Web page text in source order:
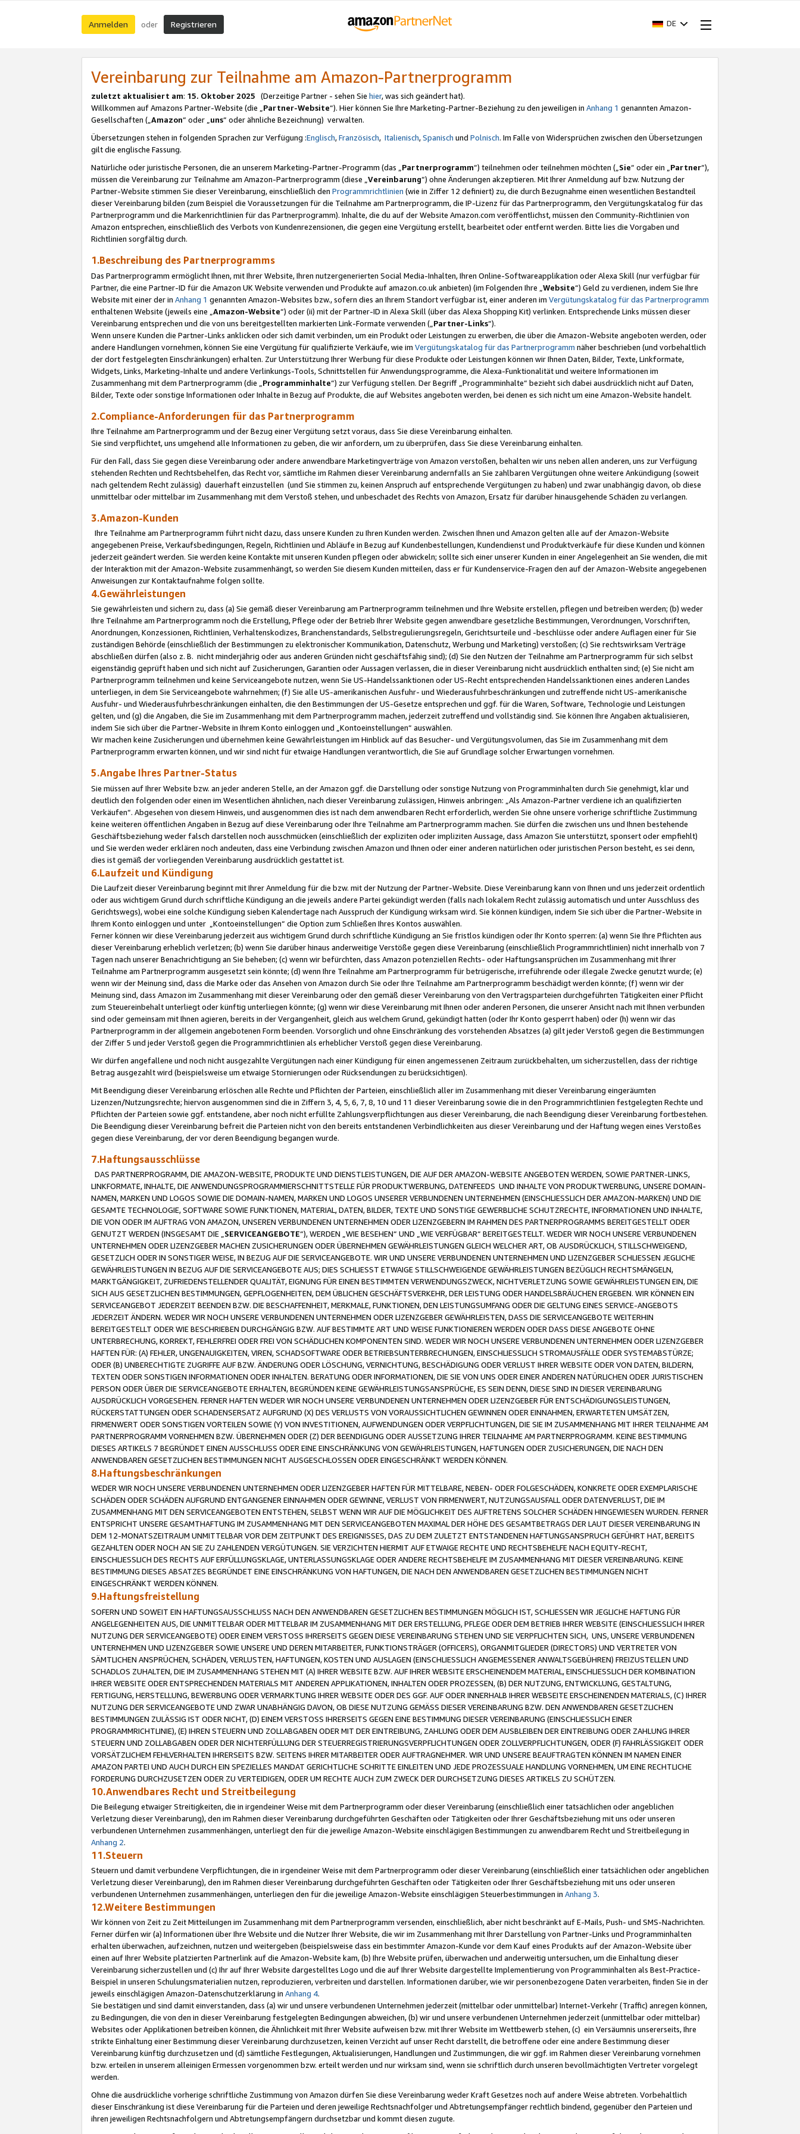
Anmelden oder Registrieren DE
Vereinbarung zur Teilnahme am Amazon-Partnerprogramm
zuletzt aktualisiert am: 15. Oktober 2025 (Derzeitige Partner - sehen Sie hier, was sich geändert hat).
Willkommen auf Amazons Partner-Website (die „Partner-Website“). Hier können Sie Ihre Marketing-Partner-Beziehung zu den jeweiligen in Anhang 1 genannten Amazon-
Gesellschaften („Amazon“ oder „uns“ oder ähnliche Bezeichnung) verwalten.
Übersetzungen stehen in folgenden Sprachen zur Verfügung :Englisch,Französisch, Italienisch,Spanisch und Polnisch. Im Falle von Widersprüchen zwischen den Übersetzungen
gilt die englische Fassung.
Natürliche oder juristische Personen, die an unserem Marketing-Partner-Programm (das „Partnerprogramm“) teilnehmen oder teilnehmen möchten („Sie“ oder ein „Partner“),
müssen die Vereinbarung zur Teilnahme am Amazon-Partnerprogramm (diese „Vereinbarung“) ohne Änderungen akzeptieren. Mit Ihrer Anmeldung auf bzw. Nutzung der
Partner-Website stimmen Sie dieser Vereinbarung, einschließlich den Programmrichtlinien (wie in Ziffer 12 definiert) zu, die durch Bezugnahme einen wesentlichen Bestandteil
dieser Vereinbarung bilden (zum Beispiel die Voraussetzungen für die Teilnahme am Partnerprogramm, die IP-Lizenz für das Partnerprogramm, den Vergütungskatalog für das
Partnerprogramm und die Markenrichtlinien für das Partnerprogramm). Inhalte, die du auf der Website Amazon.com veröffentlichst, müssen den Community-Richtlinien von
Amazon entsprechen, einschließlich des Verbots von Kundenrezensionen, die gegen eine Vergütung erstellt, bearbeitet oder entfernt werden. Bitte lies die Vorgaben und
Richtlinien sorgfältig durch.
1.Beschreibung des Partnerprogramms
Das Partnerprogramm ermöglicht Ihnen, mit Ihrer Website, Ihren nutzergenerierten Social Media-Inhalten, Ihren Online-Softwareapplikation oder Alexa Skill (nur verfügbar für
Partner, die eine Partner-ID für die Amazon UK Website verwenden und Produkte auf amazon.co.uk anbieten) (im Folgenden Ihre „ Website“) Geld zu verdienen, indem Sie Ihre
Website mit einer der in Anhang 1 genannten Amazon-Websites bzw., sofern dies an Ihrem Standort verfügbar ist, einer anderen im Vergütungskatalog für das Partnerprogramm
enthaltenen Website (jeweils eine „ Amazon-Website“) oder (ii) mit der Partner-ID in Alexa Skill (über das Alexa Shopping Kit) verlinken. Entsprechende Links müssen dieser
Vereinbarung entsprechen und die von uns bereitgestellten markierten Link-Formate verwenden („ Partner-Links“).
Wenn unsere Kunden die Partner-Links anklicken oder sich damit verbinden, um ein Produkt oder Leistungen zu erwerben, die über die Amazon-Website angeboten werden, oder
andere Handlungen vornehmen, können Sie eine Vergütung für qualifizierte Verkäufe, wie im Vergütungskatalog für das Partnerprogramm näher beschrieben (und vorbehaltlich
der dort festgelegten Einschränkungen) erhalten. Zur Unterstützung Ihrer Werbung für diese Produkte oder Leistungen können wir Ihnen Daten, Bilder, Texte, Linkformate,
Widgets, Links, Marketing-Inhalte und andere Verlinkungs-Tools, Schnittstellen für Anwendungsprogramme, die Alexa-Funktionalität und weitere Informationen im
Zusammenhang mit dem Partnerprogramm (die „ Programminhalte“) zur Verfügung stellen. Der Begriff „Programminhalte“ bezieht sich dabei ausdrücklich nicht auf Daten,
Bilder, Texte oder sonstige Informationen oder Inhalte in Bezug auf Produkte, die auf Websites angeboten werden, bei denen es sich nicht um eine Amazon-Website handelt.
2.Compliance-Anforderungen für das Partnerprogramm
Ihre Teilnahme am Partnerprogramm und der Bezug einer Vergütung setzt voraus, dass Sie diese Vereinbarung einhalten.
Sie sind verpflichtet, uns umgehend alle Informationen zu geben, die wir anfordern, um zu überprüfen, dass Sie diese Vereinbarung einhalten.
Für den Fall, dass Sie gegen diese Vereinbarung oder andere anwendbare Marketingverträge von Amazon verstoßen, behalten wir uns neben allen anderen, uns zur Verfügung
stehenden Rechten und Rechtsbehelfen, das Recht vor, sämtliche im Rahmen dieser Vereinbarung andernfalls an Sie zahlbaren Vergütungen ohne weitere Ankündigung (soweit
nach geltendem Recht zulässig) dauerhaft einzustellen (und Sie stimmen zu, keinen Anspruch auf entsprechende Vergütungen zu haben) und zwar unabhängig davon, ob diese
unmittelbar oder mittelbar im Zusammenhang mit dem Verstoß stehen, und unbeschadet des Rechts von Amazon, Ersatz für darüber hinausgehende Schäden zu verlangen.
3.Amazon-Kunden
Ihre Teilnahme am Partnerprogramm führt nicht dazu, dass unsere Kunden zu Ihren Kunden werden. Zwischen Ihnen und Amazon gelten alle auf der Amazon-Website
angegebenen Preise, Verkaufsbedingungen, Regeln, Richtlinien und Abläufe in Bezug auf Kundenbestellungen, Kundendienst und Produktverkäufe für diese Kunden und können
jederzeit geändert werden. Sie werden keine Kontakte mit unseren Kunden pflegen oder abwickeln; sollte sich einer unserer Kunden in einer Angelegenheit an Sie wenden, die mit
der Interaktion mit der Amazon-Website zusammenhängt, so werden Sie diesem Kunden mitteilen, dass er für Kundenservice-Fragen den auf der Amazon-Website angegebenen
Anweisungen zur Kontaktaufnahme folgen sollte.
4.Gewährleistungen
Sie gewährleisten und sichern zu, dass (a) Sie gemäß dieser Vereinbarung am Partnerprogramm teilnehmen und Ihre Website erstellen, pflegen und betreiben werden; (b) weder
Ihre Teilnahme am Partnerprogramm noch die Erstellung, Pflege oder der Betrieb Ihrer Website gegen anwendbare gesetzliche Bestimmungen, Verordnungen, Vorschriften,
Anordnungen, Konzessionen, Richtlinien, Verhaltenskodizes, Branchenstandards, Selbstregulierungsregeln, Gerichtsurteile und -beschlüsse oder andere Auflagen einer für Sie
zuständigen Behörde (einschließlich der Bestimmungen zu elektronischer Kommunikation, Datenschutz, Werbung und Marketing) verstoßen; (c) Sie rechtswirksam Verträge
abschließen dürfen (also z. B. nicht minderjährig oder aus anderen Gründen nicht geschäftsfähig sind); (d) Sie den Nutzen der Teilnahme am Partnerprogramm für sich selbst
eigenständig geprüft haben und sich nicht auf Zusicherungen, Garantien oder Aussagen verlassen, die in dieser Vereinbarung nicht ausdrücklich enthalten sind; (e) Sie nicht am
Partnerprogramm teilnehmen und keine Serviceangebote nutzen, wenn Sie US-Handelssanktionen oder US-Recht entsprechenden Handelssanktionen eines anderen Landes
unterliegen, in dem Sie Serviceangebote wahrnehmen; (f) Sie alle US-amerikanischen Ausfuhr- und Wiederausfuhrbeschränkungen und zutreffende nicht US-amerikanische
Ausfuhr- und Wiederausfuhrbeschränkungen einhalten, die den Bestimmungen der US-Gesetze entsprechen und ggf. für die Waren, Software, Technologie und Leistungen
gelten, und (g) die Angaben, die Sie im Zusammenhang mit dem Partnerprogramm machen, jederzeit zutreffend und vollständig sind. Sie können Ihre Angaben aktualisieren,
indem Sie sich über die Partner-Website in Ihrem Konto einloggen und „Kontoeinstellungen“ auswählen.
Wir machen keine Zusicherungen und übernehmen keine Gewährleistungen im Hinblick auf das Besucher- und Vergütungsvolumen, das Sie im Zusammenhang mit dem
Partnerprogramm erwarten können, und wir sind nicht für etwaige Handlungen verantwortlich, die Sie auf Grundlage solcher Erwartungen vornehmen.
5.Angabe Ihres Partner-Status
Sie müssen auf Ihrer Website bzw. an jeder anderen Stelle, an der Amazon ggf. die Darstellung oder sonstige Nutzung von Programminhalten durch Sie genehmigt, klar und
deutlich den folgenden oder einen im Wesentlichen ähnlichen, nach dieser Vereinbarung zulässigen, Hinweis anbringen: „Als Amazon-Partner verdiene ich an qualifizierten
Verkäufen“. Abgesehen von diesem Hinweis, und ausgenommen dies ist nach dem anwendbaren Recht erforderlich, werden Sie ohne unsere vorherige schriftliche Zustimmung
keine weiteren öffentlichen Angaben in Bezug auf diese Vereinbarung oder Ihre Teilnahme am Partnerprogramm machen. Sie dürfen die zwischen uns und Ihnen bestehende
Geschäftsbeziehung weder falsch darstellen noch ausschmücken (einschließlich der expliziten oder impliziten Aussage, dass Amazon Sie unterstützt, sponsert oder empfiehlt)
und Sie werden weder erklären noch andeuten, dass eine Verbindung zwischen Amazon und Ihnen oder einer anderen natürlichen oder juristischen Person besteht, es sei denn,
dies ist gemäß der vorliegenden Vereinbarung ausdrücklich gestattet ist.
6.Laufzeit und Kündigung
Die Laufzeit dieser Vereinbarung beginnt mit Ihrer Anmeldung für die bzw. mit der Nutzung der Partner-Website. Diese Vereinbarung kann von Ihnen und uns jederzeit ordentlich
oder aus wichtigem Grund durch schriftliche Kündigung an die jeweils andere Partei gekündigt werden (falls nach lokalem Recht zulässig automatisch und unter Ausschluss des
Gerichtswegs), wobei eine solche Kündigung sieben Kalendertage nach Ausspruch der Kündigung wirksam wird. Sie können kündigen, indem Sie sich über die Partner-Website in
Ihrem Konto einloggen und unter „Kontoeinstellungen“ die Option zum Schließen Ihres Kontos auswählen.
Ferner können wir diese Vereinbarung jederzeit aus wichtigem Grund durch schriftliche Kündigung an Sie fristlos kündigen oder Ihr Konto sperren: (a) wenn Sie Ihre Pflichten aus
dieser Vereinbarung erheblich verletzen; (b) wenn Sie darüber hinaus anderweitige Verstöße gegen diese Vereinbarung (einschließlich Programmrichtlinien) nicht innerhalb von 7
Tagen nach unserer Benachrichtigung an Sie beheben; (c) wenn wir befürchten, dass Amazon potenziellen Rechts- oder Haftungsansprüchen im Zusammenhang mit Ihrer
Teilnahme am Partnerprogramm ausgesetzt sein könnte; (d) wenn Ihre Teilnahme am Partnerprogramm für betrügerische, irreführende oder illegale Zwecke genutzt wurde; (e)
wenn wir der Meinung sind, dass die Marke oder das Ansehen von Amazon durch Sie oder Ihre Teilnahme am Partnerprogramm beschädigt werden könnte; (f) wenn wir der
Meinung sind, dass Amazon im Zusammenhang mit dieser Vereinbarung oder den gemäß dieser Vereinbarung von den Vertragsparteien durchgeführten Tätigkeiten einer Pflicht
zum Steuereinbehalt unterliegt oder künftig unterliegen könnte; (g) wenn wir diese Vereinbarung mit Ihnen oder anderen Personen, die unserer Ansicht nach mit Ihnen verbunden
sind oder gemeinsam mit Ihnen agieren, bereits in der Vergangenheit, gleich aus welchem Grund, gekündigt hatten (oder Ihr Konto gesperrt haben) oder (h) wenn wir das
Partnerprogramm in der allgemein angebotenen Form beenden. Vorsorglich und ohne Einschränkung des vorstehenden Absatzes (a) gilt jeder Verstoß gegen die Bestimmungen
der Ziffer 5 und jeder Verstoß gegen die Programmrichtlinien als erheblicher Verstoß gegen diese Vereinbarung.
Wir dürfen angefallene und noch nicht ausgezahlte Vergütungen nach einer Kündigung für einen angemessenen Zeitraum zurückbehalten, um sicherzustellen, dass der richtige
Betrag ausgezahlt wird (beispielsweise um etwaige Stornierungen oder Rücksendungen zu berücksichtigen).
Mit Beendigung dieser Vereinbarung erlöschen alle Rechte und Pflichten der Parteien, einschließlich aller im Zusammenhang mit dieser Vereinbarung eingeräumten
Lizenzen/Nutzungsrechte; hiervon ausgenommen sind die in Ziffern 3, 4, 5, 6, 7, 8, 10 und 11 dieser Vereinbarung sowie die in den Programmrichtlinien festgelegten Rechte und
Pflichten der Parteien sowie ggf. entstandene, aber noch nicht erfüllte Zahlungsverpflichtungen aus dieser Vereinbarung, die nach Beendigung dieser Vereinbarung fortbestehen.
Die Beendigung dieser Vereinbarung befreit die Parteien nicht von den bereits entstandenen Verbindlichkeiten aus dieser Vereinbarung und der Haftung wegen eines Verstoßes
gegen diese Vereinbarung, der vor deren Beendigung begangen wurde.
7.Haftungsausschlüsse
DAS PARTNERPROGRAMM, DIE AMAZON-WEBSITE, PRODUKTE UND DIENSTLEISTUNGEN, DIE AUF DER AMAZON-WEBSITE ANGEBOTEN WERDEN, SOWIE PARTNER-LINKS,
LINKFORMATE, INHALTE, DIE ANWENDUNGSPROGRAMMIERSCHNITTSTELLE FÜR PRODUKTWERBUNG, DATENFEEDS UND INHALTE VON PRODUKTWERBUNG, UNSERE DOMAIN-
NAMEN, MARKEN UND LOGOS SOWIE DIE DOMAIN-NAMEN, MARKEN UND LOGOS UNSERER VERBUNDENEN UNTERNEHMEN (EINSCHLIESSLICH DER AMAZON-MARKEN) UND DIE
GESAMTE TECHNOLOGIE, SOFTWARE SOWIE FUNKTIONEN, MATERIAL, DATEN, BILDER, TEXTE UND SONSTIGE GEWERBLICHE SCHUTZRECHTE, INFORMATIONEN UND INHALTE,
DIE VON ODER IM AUFTRAG VON AMAZON, UNSEREN VERBUNDENEN UNTERNEHMEN ODER LIZENZGEBERN IM RAHMEN DES PARTNERPROGRAMMS BEREITGESTELLT ODER
GENUTZT WERDEN (INSGESAMT DIE „ SERVICEANGEBOTE“), WERDEN „WIE BESEHEN“ UND „WIE VERFÜGBAR“ BEREITGESTELLT. WEDER WIR NOCH UNSERE VERBUNDENEN
UNTERNEHMEN ODER LIZENZGEBER MACHEN ZUSICHERUNGEN ODER ÜBERNEHMEN GEWÄHRLEISTUNGEN GLEICH WELCHER ART, OB AUSDRÜCKLICH, STILLSCHWEIGEND,
GESETZLICH ODER IN SONSTIGER WEISE, IN BEZUG AUF DIE SERVICEANGEBOTE. WIR UND UNSERE VERBUNDENEN UNTERNEHMEN UND LIZENZGEBER SCHLIESSEN JEGLICHE
GEWÄHRLEISTUNGEN IN BEZUG AUF DIE SERVICEANGEBOTE AUS; DIES SCHLIESST ETWAIGE STILLSCHWEIGENDE GEWÄHRLEISTUNGEN BEZÜGLICH RECHTSMÄNGELN,
MARKTGÄNGIGKEIT, ZUFRIEDENSTELLENDER QUALITÄT, EIGNUNG FÜR EINEN BESTIMMTEN VERWENDUNGSZWECK, NICHTVERLETZUNG SOWIE GEWÄHRLEISTUNGEN EIN, DIE
SICH AUS GESETZLICHEN BESTIMMUNGEN, GEPFLOGENHEITEN, DEM ÜBLICHEN GESCHÄFTSVERKEHR, DER LEISTUNG ODER HANDELSBRÄUCHEN ERGEBEN. WIR KÖNNEN EIN
SERVICEANGEBOT JEDERZEIT BEENDEN BZW. DIE BESCHAFFENHEIT, MERKMALE, FUNKTIONEN, DEN LEISTUNGSUMFANG ODER DIE GELTUNG EINES SERVICE-ANGEBOTS
JEDERZEIT ÄNDERN. WEDER WIR NOCH UNSERE VERBUNDENEN UNTERNEHMEN ODER LIZENZGEBER GEWÄHRLEISTEN, DASS DIE SERVICEANGEBOTE WEITERHIN
BEREITGESTELLT ODER WIE BESCHRIEBEN DURCHGÄNGIG BZW. AUF BESTIMMTE ART UND WEISE FUNKTIONIEREN WERDEN ODER DASS DIESE ANGEBOTE OHNE
UNTERBRECHUNG, KORREKT, FEHLERFREI ODER FREI VON SCHÄDLICHEN KOMPONENTEN SIND. WEDER WIR NOCH UNSERE VERBUNDENEN UNTERNEHMEN ODER LIZENZGEBER
HAFTEN FÜR: (A) FEHLER, UNGENAUIGKEITEN, VIREN, SCHADSOFTWARE ODER BETRIEBSUNTERBRECHUNGEN, EINSCHLIESSLICH STROMAUSFÄLLE ODER SYSTEMABSTÜRZE;
ODER (B) UNBERECHTIGTE ZUGRIFFE AUF BZW. ÄNDERUNG ODER LÖSCHUNG, VERNICHTUNG, BESCHÄDIGUNG ODER VERLUST IHRER WEBSITE ODER VON DATEN, BILDERN,
TEXTEN ODER SONSTIGEN INFORMATIONEN ODER INHALTEN. BERATUNG ODER INFORMATIONEN, DIE SIE VON UNS ODER EINER ANDEREN NATÜRLICHEN ODER JURISTISCHEN
PERSON ODER ÜBER DIE SERVICEANGEBOTE ERHALTEN, BEGRÜNDEN KEINE GEWÄHRLEISTUNGSANSPRÜCHE, ES SEIN DENN, DIESE SIND IN DIESER VEREINBARUNG
AUSDRÜCKLICH VORGESEHEN. FERNER HAFTEN WEDER WIR NOCH UNSERE VERBUNDENEN UNTERNEHMEN ODER LIZENZGEBER FÜR ENTSCHÄDIGUNGSLEISTUNGEN,
RÜCKERSTATTUNGEN ODER SCHADENSERSATZ AUFGRUND (X) DES VERLUSTS VON VORAUSSICHTLICHEN GEWINNEN ODER EINNAHMEN, ERWARTETEN UMSÄTZEN,
FIRMENWERT ODER SONSTIGEN VORTEILEN SOWIE (Y) VON INVESTITIONEN, AUFWENDUNGEN ODER VERPFLICHTUNGEN, DIE SIE IM ZUSAMMENHANG MIT IHRER TEILNAHME AM
PARTNERPROGRAMM VORNEHMEN BZW. ÜBERNEHMEN ODER (Z) DER BEENDIGUNG ODER AUSSETZUNG IHRER TEILNAHME AM PARTNERPROGRAMM. KEINE BESTIMMUNG
DIESES ARTIKELS 7 BEGRÜNDET EINEN AUSSCHLUSS ODER EINE EINSCHRÄNKUNG VON GEWÄHRLEISTUNGEN, HAFTUNGEN ODER ZUSICHERUNGEN, DIE NACH DEN
ANWENDBAREN GESETZLICHEN BESTIMMUNGEN NICHT AUSGESCHLOSSEN ODER EINGESCHRÄNKT WERDEN KÖNNEN.
8.Haftungsbeschränkungen
WEDER WIR NOCH UNSERE VERBUNDENEN UNTERNEHMEN ODER LIZENZGEBER HAFTEN FÜR MITTELBARE, NEBEN- ODER FOLGESCHÄDEN, KONKRETE ODER EXEMPLARISCHE
SCHÄDEN ODER SCHÄDEN AUFGRUND ENTGANGENER EINNAHMEN ODER GEWINNE, VERLUST VON FIRMENWERT, NUTZUNGSAUSFALL ODER DATENVERLUST, DIE IM
ZUSAMMENHANG MIT DEN SERVICEANGEBOTEN ENTSTEHEN, SELBST WENN WIR AUF DIE MÖGLICHKEIT DES AUFTRETENS SOLCHER SCHÄDEN HINGEWIESEN WURDEN. FERNER
ENTSPRICHT UNSERE GESAMTHAFTUNG IM ZUSAMMENHANG MIT DEN SERVICEANGEBOTEN MAXIMAL DER HÖHE DES GESAMTBETRAGS DER LAUT DIESER VEREINBARUNG IN
DEM 12-MONATSZEITRAUM UNMITTELBAR VOR DEM ZEITPUNKT DES EREIGNISSES, DAS ZU DEM ZULETZT ENTSTANDENEN HAFTUNGSANSPRUCH GEFÜHRT HAT, BEREITS
GEZAHLTEN ODER NOCH AN SIE ZU ZAHLENDEN VERGÜTUNGEN. SIE VERZICHTEN HIERMIT AUF ETWAIGE RECHTE UND RECHTSBEHELFE NACH EQUITY-RECHT,
EINSCHLIESSLICH DES RECHTS AUF ERFÜLLUNGSKLAGE, UNTERLASSUNGSKLAGE ODER ANDERE RECHTSBEHELFE IM ZUSAMMENHANG MIT DIESER VEREINBARUNG. KEINE
BESTIMMUNG DIESES ABSATZES BEGRÜNDET EINE EINSCHRÄNKUNG VON HAFTUNGEN, DIE NACH DEN ANWENDBAREN GESETZLICHEN BESTIMMUNGEN NICHT
EINGESCHRÄNKT WERDEN KÖNNEN.
9.Haftungsfreistellung
SOFERN UND SOWEIT EIN HAFTUNGSAUSSCHLUSS NACH DEN ANWENDBAREN GESETZLICHEN BESTIMMUNGEN MÖGLICH IST, SCHLIESSEN WIR JEGLICHE HAFTUNG FÜR
ANGELEGENHEITEN AUS, DIE UNMITTELBAR ODER MITTELBAR IM ZUSAMMENHANG MIT DER ERSTELLUNG, PFLEGE ODER DEM BETRIEB IHRER WEBSITE (EINSCHLIESSLICH IHRER
NUTZUNG DER SERVICEANGEBOTE) ODER EINEM VERSTOSS IHRERSEITS GEGEN DIESE VEREINBARUNG STEHEN UND SIE VERPFLICHTEN SICH, UNS, UNSERE VERBUNDENEN
UNTERNEHMEN UND LIZENZGEBER SOWIE UNSERE UND DEREN MITARBEITER, FUNKTIONSTRÄGER (OFFICERS), ORGANMITGLIEDER (DIRECTORS) UND VERTRETER VON
SÄMTLICHEN ANSPRÜCHEN, SCHÄDEN, VERLUSTEN, HAFTUNGEN, KOSTEN UND AUSLAGEN (EINSCHLIESSLICH ANGEMESSENER ANWALTSGEBÜHREN) FREIZUSTELLEN UND
SCHADLOS ZUHALTEN, DIE IM ZUSAMMENHANG STEHEN MIT (A) IHRER WEBSITE BZW. AUF IHRER WEBSITE ERSCHEINENDEM MATERIAL, EINSCHLIESSLICH DER KOMBINATION
IHRER WEBSITE ODER ENTSPRECHENDEN MATERIALS MIT ANDEREN APPLIKATIONEN, INHALTEN ODER PROZESSEN, (B) DER NUTZUNG, ENTWICKLUNG, GESTALTUNG,
FERTIGUNG, HERSTELLUNG, BEWERBUNG ODER VERMARKTUNG IHRER WEBSITE ODER DES GGF. AUF ODER INNERHALB IHRER WEBSEITE ERSCHEINENDEN MATERIALS, (C) IHRER
NUTZUNG DER SERVICEANGEBOTE UND ZWAR UNABHÄNGIG DAVON, OB DIESE NUTZUNG GEMÄSS DIESER VEREINBARUNG BZW. DEN ANWENDBAREN GESETZLICHEN
BESTIMMUNGEN ZULÄSSIG IST ODER NICHT, (D) EINEM VERSTOSS IHRERSEITS GEGEN EINE BESTIMMUNG DIESER VEREINBARUNG (EINSCHLIESSLICH EINER
PROGRAMMRICHTLINIE), (E) IHREN STEUERN UND ZOLLABGABEN ODER MIT DER EINTREIBUNG, ZAHLUNG ODER DEM AUSBLEIBEN DER EINTREIBUNG ODER ZAHLUNG IHRER
STEUERN UND ZOLLABGABEN ODER DER NICHTERFÜLLUNG DER STEUERREGISTRIERUNGSVERPFLICHTUNGEN ODER ZOLLVERPFLICHTUNGEN, ODER (F) FAHRLÄSSIGKEIT ODER
VORSÄTZLICHEM FEHLVERHALTEN IHRERSEITS BZW. SEITENS IHRER MITARBEITER ODER AUFTRAGNEHMER. WIR UND UNSERE BEAUFTRAGTEN KÖNNEN IM NAMEN EINER
AMAZON PARTEI UND AUCH DURCH EIN SPEZIELLES MANDAT GERICHTLICHE SCHRITTE EINLEITEN UND JEDE PROZESSUALE HANDLUNG VORNEHMEN, UM EINE RECHTLICHE
FORDERUNG DURCHZUSETZEN ODER ZU VERTEIDIGEN, ODER UM RECHTE AUCH ZUM ZWECK DER DURCHSETZUNG DIESES ARTIKELS ZU SCHÜTZEN.
10.Anwendbares Recht und Streitbeilegung
Die Beilegung etwaiger Streitigkeiten, die in irgendeiner Weise mit dem Partnerprogramm oder dieser Vereinbarung (einschließlich einer tatsächlichen oder angeblichen
Verletzung dieser Vereinbarung), den im Rahmen dieser Vereinbarung durchgeführten Geschäften oder Tätigkeiten oder Ihrer Geschäftsbeziehung mit uns oder unseren
verbundenen Unternehmen zusammenhängen, unterliegt den für die jeweilige Amazon-Website einschlägigen Bestimmungen zu anwendbarem Recht und Streitbeilegung in
Anhang 2.
11.Steuern
Steuern und damit verbundene Verpflichtungen, die in irgendeiner Weise mit dem Partnerprogramm oder dieser Vereinbarung (einschließlich einer tatsächlichen oder angeblichen
Verletzung dieser Vereinbarung), den im Rahmen dieser Vereinbarung durchgeführten Geschäften oder Tätigkeiten oder Ihrer Geschäftsbeziehung mit uns oder unseren
verbundenen Unternehmen zusammenhängen, unterliegen den für die jeweilige Amazon-Website einschlägigen Steuerbestimmungen in Anhang 3.
12.Weitere Bestimmungen
Wir können von Zeit zu Zeit Mitteilungen im Zusammenhang mit dem Partnerprogramm versenden, einschließlich, aber nicht beschränkt auf E-Mails, Push- und SMS-Nachrichten.
Ferner dürfen wir (a) Informationen über Ihre Website und die Nutzer Ihrer Website, die wir im Zusammenhang mit Ihrer Darstellung von Partner-Links und Programminhalten
erhalten überwachen, aufzeichnen, nutzen und weitergeben (beispielsweise dass ein bestimmter Amazon-Kunde vor dem Kauf eines Produkts auf der Amazon-Website über
einen auf Ihrer Website platzierten Partnerlink auf die Amazon-Website kam, (b) Ihre Website prüfen, überwachen und anderweitig untersuchen, um die Einhaltung dieser
Vereinbarung sicherzustellen und (c) Ihr auf Ihrer Website dargestelltes Logo und die auf Ihrer Website dargestellte Implementierung von Programminhalten als Best-Practice-
Beispiel in unseren Schulungsmaterialien nutzen, reproduzieren, verbreiten und darstellen. Informationen darüber, wie wir personenbezogene Daten verarbeiten, finden Sie in der
jeweils einschlägigen Amazon-Datenschutzerklärung in Anhang 4.
Sie bestätigen und sind damit einverstanden, dass (a) wir und unsere verbundenen Unternehmen jederzeit (mittelbar oder unmittelbar) Internet-Verkehr (Traffic) anregen können,
zu Bedingungen, die von den in dieser Vereinbarung festgelegten Bedingungen abweichen, (b) wir und unsere verbundenen Unternehmen jederzeit (unmittelbar oder mittelbar)
Websites oder Applikationen betreiben können, die Ähnlichkeit mit Ihrer Website aufweisen bzw. mit Ihrer Website im Wettbewerb stehen, (c) ein Versäumnis unsererseits, Ihre
strikte Einhaltung einer Bestimmung dieser Vereinbarung durchzusetzen, keinen Verzicht auf unser Recht darstellt, die betroffene oder eine andere Bestimmung dieser
Vereinbarung künftig durchzusetzen und (d) sämtliche Festlegungen, Aktualisierungen, Handlungen und Zustimmungen, die wir ggf. im Rahmen dieser Vereinbarung vornehmen
bzw. erteilen in unserem alleinigen Ermessen vorgenommen bzw. erteilt werden und nur wirksam sind, wenn sie schriftlich durch unseren bevollmächtigten Vertreter vorgelegt
werden.
Ohne die ausdrückliche vorherige schriftliche Zustimmung von Amazon dürfen Sie diese Vereinbarung weder Kraft Gesetzes noch auf andere Weise abtreten. Vorbehaltlich
dieser Einschränkung ist diese Vereinbarung für die Parteien und deren jeweilige Rechtsnachfolger und Abtretungsempfänger rechtlich bindend, gegenüber den Parteien und
ihren jeweiligen Rechtsnachfolgern und Abtretungsempfängern durchsetzbar und kommt diesen zugute.